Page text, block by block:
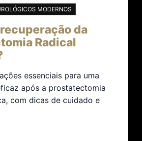
MODERNOS
da
Radical
essenciais para uma
após a prostatectomia
com dicas de cuidado e